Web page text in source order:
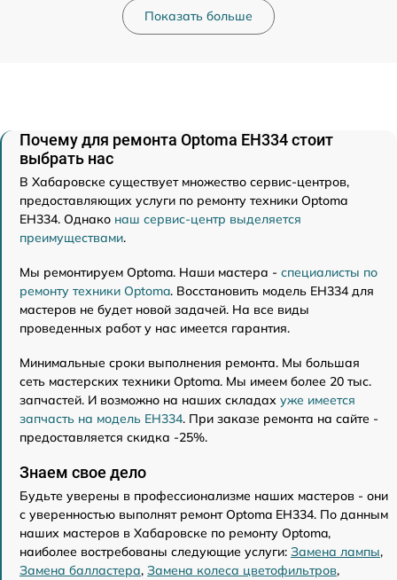
Показать больше
Почему для ремонта Optoma EH334 стоит
выбрать нас
В Хабаровске существует множество сервис-центров,
предоставляющих услуги по ремонту техники Optoma
EH334. Однако наш сервис-центр выделяется
преимуществами.
Мы ремонтируем Optoma. Наши мастера - специалисты по
ремонту техники Optoma. Восстановить модель EH334 для
мастеров не будет новой задачей. На все виды
проведенных работ у нас имеется гарантия.
Минимальные сроки выполнения ремонта. Мы большая
сеть мастерских техники Optoma. Мы имеем более 20 тыс.
запчастей. И возможно на наших складах уже имеется
запчасть на модель EH334. При заказе ремонта на сайте -
предоставляется скидка -25%.
Знаем свое дело
Будьте уверены в профессионализме наших мастеров - они
с уверенностью выполнят ремонт Optoma EH334. По данным
наших мастеров в Хабаровске по ремонту Optoma,
наиболее востребованы следующие услуги: Замена лампы,
Замена балластера, Замена колеса цветофильтров,